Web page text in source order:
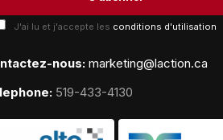
J'ai lu et j'accepte les conditions d'utilisation
nous: marketing@laction.ca
519-433-4130